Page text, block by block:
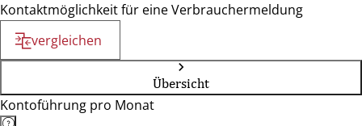
Kontaktmöglichkeit für eine Verbrauchermeldung
vergleichen
Übersicht
Kontoführung pro Monat